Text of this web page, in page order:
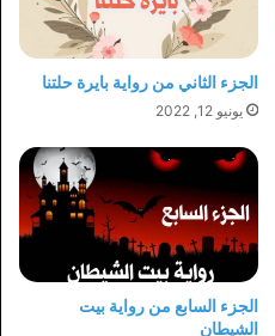
الجزء الثاني من رواية بايرة حلتنا
يونيو 12, 2022
الجزء السابع من رواية بيت
الشيطان